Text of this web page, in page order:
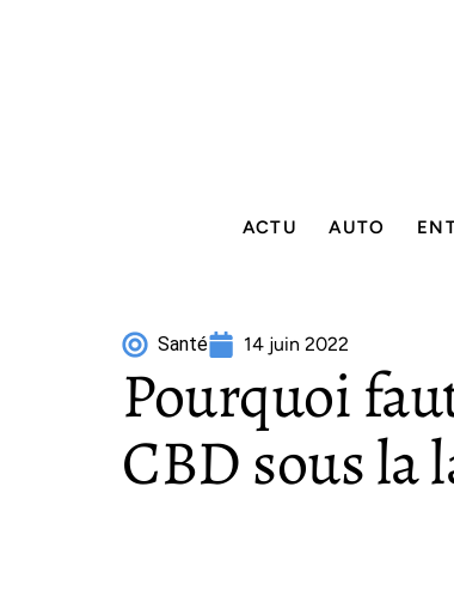
ACTU AUTO
Santé 14 juin 2022
Pourquoi
CBD sous la